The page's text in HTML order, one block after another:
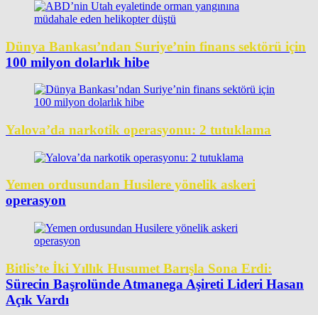
Dünya Bankası’ndan Suriye’nin finans sektörü için
100 milyon dolarlık hibe
Yalova’da narkotik operasyonu: 2 tutuklama
Yemen ordusundan Husilere yönelik askeri
operasyon
Bitlis’te İki Yıllık Husumet Barışla Sona Erdi:
Sürecin Başrolünde Atmanega Aşireti Lideri Hasan
Açık Vardı